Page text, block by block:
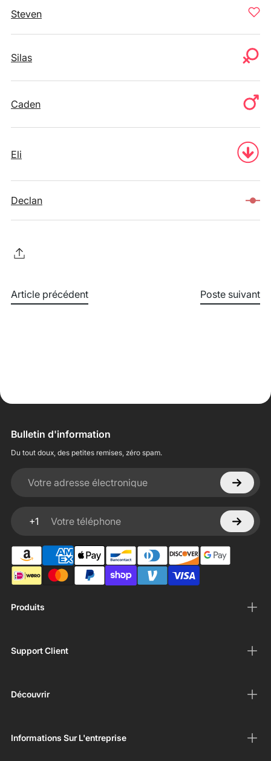
Steven
Silas
Caden
Eli
Declan
Article précédent Poste suivant
Produits
Support Client
Découvrir
Informations Sur L'entreprise
Bulletin d'information
Du tout doux, des petites remises, zéro spam.
Votre adresse électronique
+1
Votre téléphone